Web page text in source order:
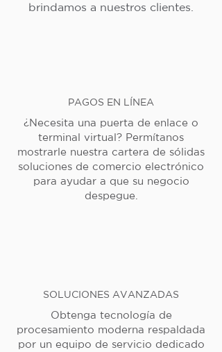
brindamos a nuestros clientes.
PAGOS EN LÍNEA
¿Necesita una puerta de enlace o
terminal virtual? Permítanos
mostrarle nuestra cartera de sólidas
soluciones de comercio electrónico
para ayudar a que su negocio
despegue.
SOLUCIONES AVANZADAS
Obtenga tecnología de
procesamiento moderna respaldada
por un equipo de servicio dedicado